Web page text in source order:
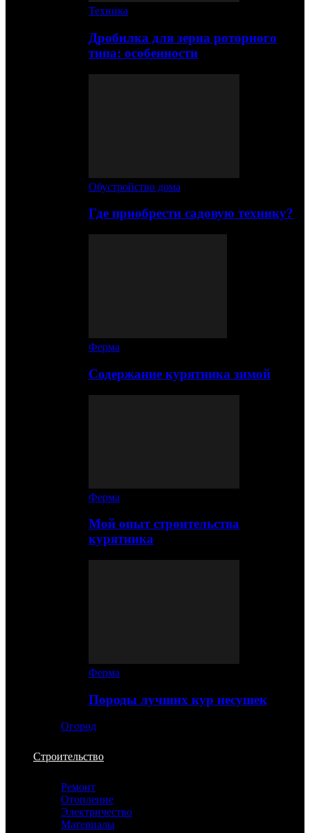
Техника
Дробилка для зерна роторного
типа: особенности
Обустройство дома
Где приобрести садовую технику?
Ферма
Содержание курятника зимой
Ферма
Мой опыт строительства
курятника
Ферма
Породы лучших кур несушек
Огород
Строительство
Ремонт
Отопление
Электричество
Материалы